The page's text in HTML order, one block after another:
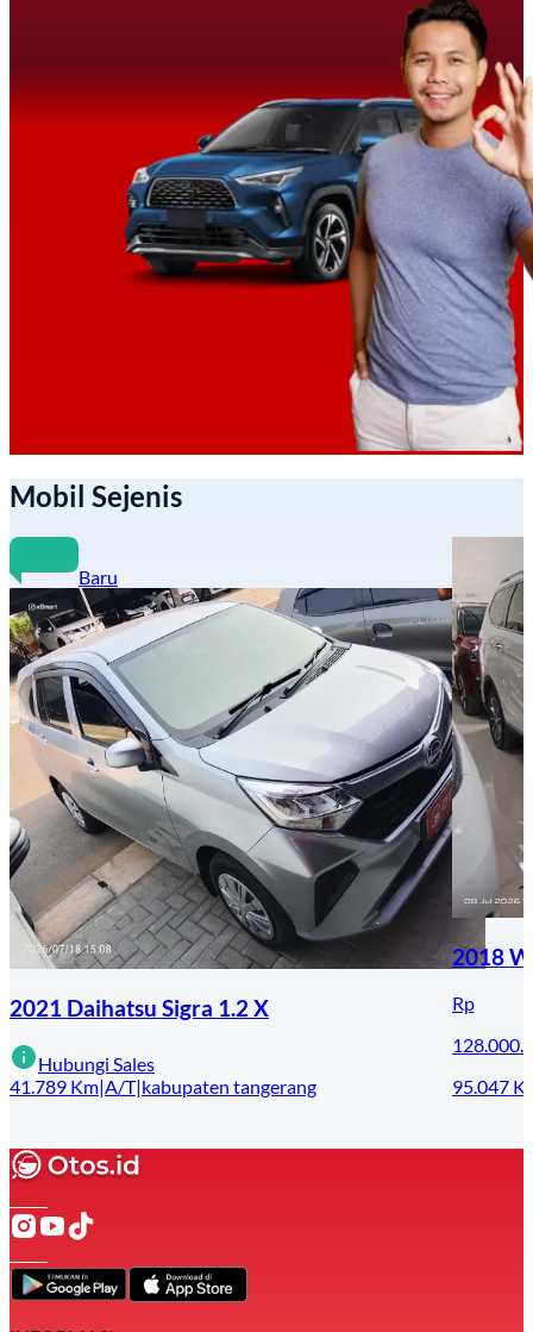
Mobil Sejenis
Baru
2021 Daihatsu Sigra 1.2 X
Hubungi Sales
41.789 Km|A/T|kabupaten tangerang
2018
Rp
95.047